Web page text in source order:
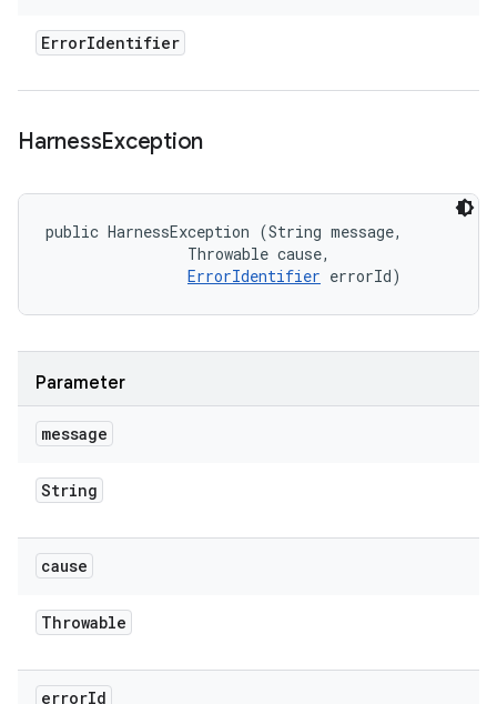
ErrorIdentifier
HarnessException
public HarnessException (String message,
                Throwable cause,
ErrorIdentifier errorId)
Parameter
message
String
cause
Throwable
errorId